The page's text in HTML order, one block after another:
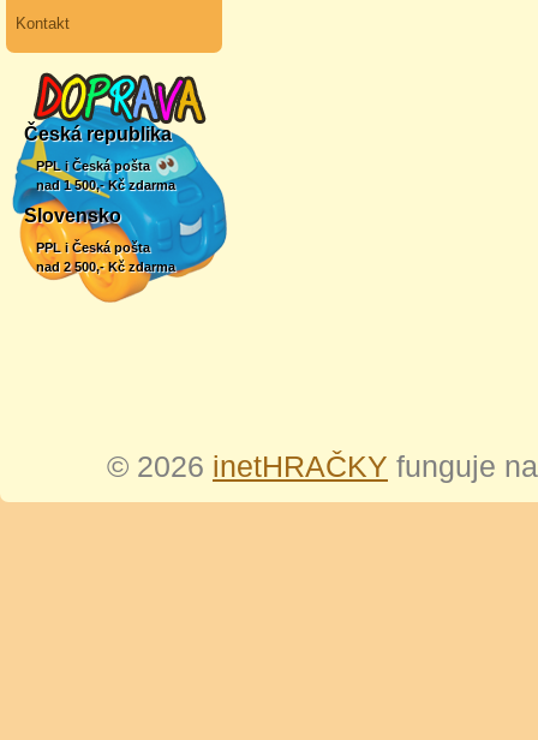
Kontakt
Česká republika
PPL i Česká pošta
nad 1 500,- Kč zdarma
Slovensko
PPL i Česká pošta
nad 2 500,- Kč zdarma
© 2026 inetHRAČKY funguje